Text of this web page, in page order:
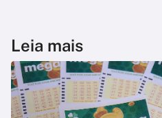
Leia mais